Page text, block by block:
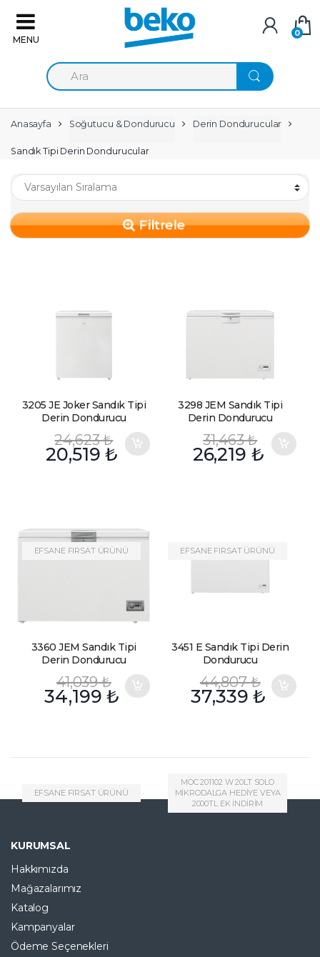
A
r
m
a
Anasayfa Soğutucu & Dondurucu Derin Dondurucular
Sandık Tipi Derin Dondurucular
Filtrele
3205 JE Joker Sandık Tipi
Derin Dondurucu
24,623₺
20,519₺
EFSANE FIRSAT ÜRÜNÜ
3298 JEM Sandık Tipi
Derin Dondurucu
31,463₺
26,219 ₺
EFSANE FIRSAT ÜRÜNÜ
3360 JEM Sandık Tipi
Derin Dondurucu
41,039₺
34,199₺
EFSANE FIRSAT ÜRÜNÜ
3451 E Sandık Tipi Derin
Dondurucu
44,807₺
37,339₺
MOC 201102 W 20LT SOLO
MİKRODALGA HEDİYE VEYA
2000TL EK İNDİRİM
KURUMSAL
Hakkımızda
Mağazalarımız
Katalog
Kampanyalar
Ödeme Seçenekleri
0